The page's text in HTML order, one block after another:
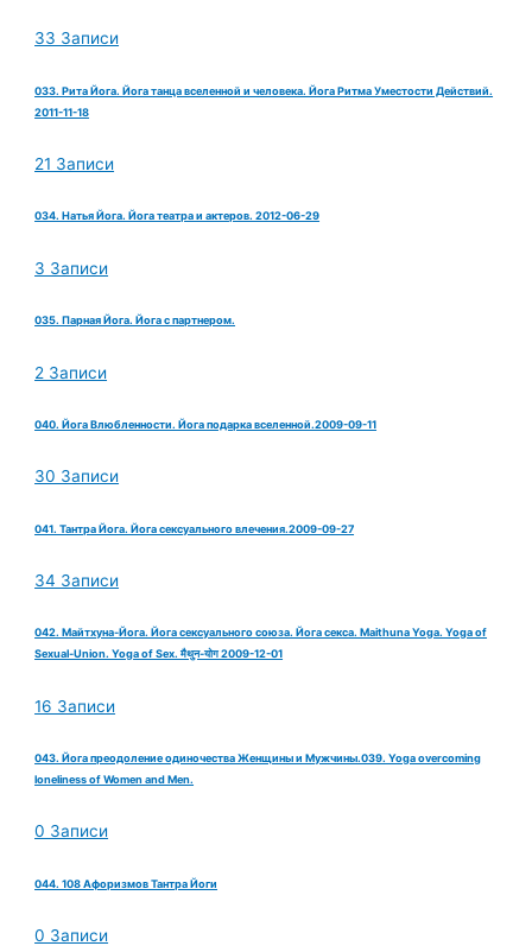
33 Записи
033. Рита Йога. Йога танца вселенной и человека. Йога Ритма Уместости Действий.
2011-11-18
21 Записи
034. Натья Йога. Йога театра и актеров. 2012-06-29
3 Записи
035. Парная Йога. Йога с партнером.
2 Записи
040. Йога Влюбленности. Йога подарка вселенной.2009-09-11
30 Записи
041. Тантра Йога. Йога сексуального влечения.2009-09-27
34 Записи
042. Майтхуна-Йога. Йога сексуального союза. Йога секса. Maithuna Yoga. Yoga of
Sexual-Union. Yoga of Sex. मैथुन-योग 2009-12-01
16 Записи
043. Йога преодоление одиночества Женщины и Мужчины.039. Yoga overcoming
loneliness of Women and Men.
0 Записи
044. 108 Афоризмов Тантра Йоги
0 Записи